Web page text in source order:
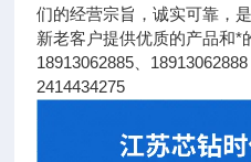
们的经营宗旨，诚实可靠，
新老客户提供优质的产品和*
18913062885、
2414434275